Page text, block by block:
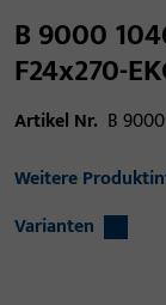
B 9000
F24x270-
Artikel Nr. B
Weitere
Varianten